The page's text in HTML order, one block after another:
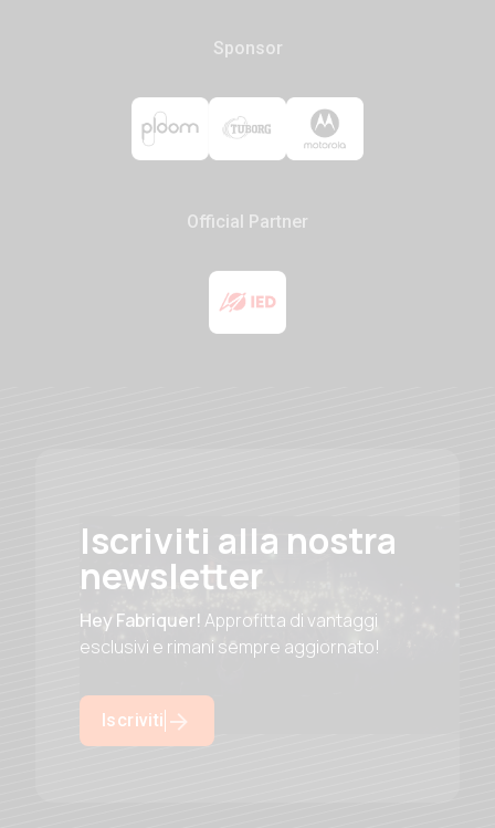
Sponsor
Official Partner
Iscriviti alla nostra
newsletter
Hey Fabriquer!Approfitta di vantaggi
esclusivi e rimani sempre aggiornato!
Iscriviti